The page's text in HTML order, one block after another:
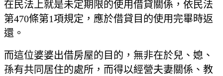
在民法上就是未定期限的使用借貸關係，依民法
第470條第1項規定，應於借貸目的使用完畢時返
還。
而這位婆婆出借房屋的目的，無非在於兒、媳、
孫有共同居住的處所，而得以經營夫妻關係、教